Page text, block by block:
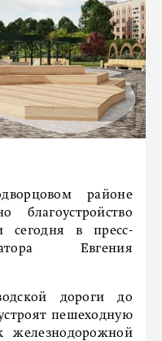
районе
благоустройство
сегодня в пресс-
Евгения
дороги до
пешеходную
железнодорожной